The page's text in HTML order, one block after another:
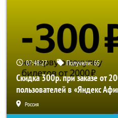
07:48:27 Получили:65
Скидка 300р. при заказе от
пользователей в «Яндекс
Россия